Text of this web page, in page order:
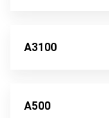
A3100
A500